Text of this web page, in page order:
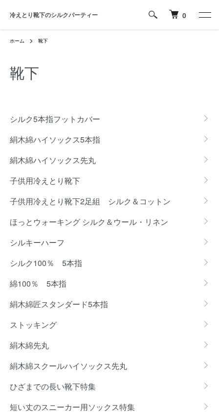
冷えとり靴下のシルクパーティー 0
ホーム 靴下
靴下
シルク5本指フットカバー
絹木綿ハイソックス5本指
絹木綿ハイソックス先丸
子供用冷えとり靴下
子供用冷えとり靴下2足組 シルク＆コットン
ほっとウォーキング シルク＆ウール・リネン
シルキーハーフ
シルク100％ 5本指
綿100％ 5本指
絹木綿匠スタンダード5本指
ストッキング
絹木綿先丸
絹木綿スクールハイソックス先丸
ひざまでの長い靴下特集
短い丈のスニーカー用ソックス特集